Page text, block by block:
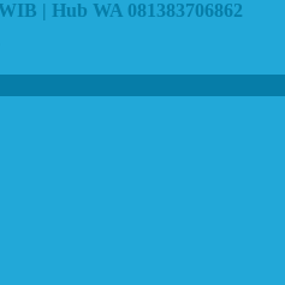
| Hub WA 081383706862